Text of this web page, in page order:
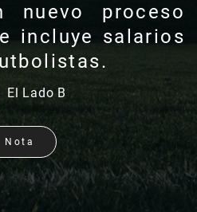
nuevo proceso
incluye salarios
El Lado B
Nota